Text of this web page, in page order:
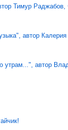
Тимур Раджабов,
автор
утрам...", автор